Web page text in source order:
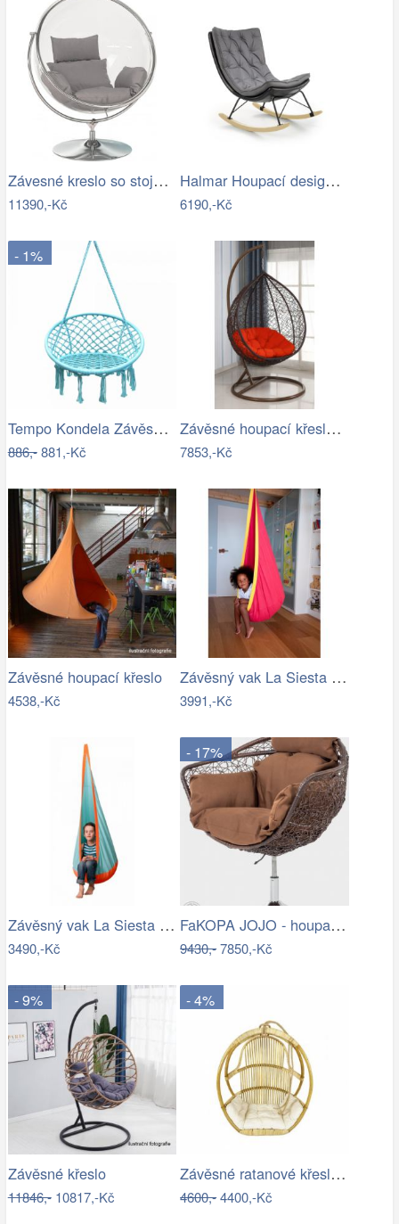
Závesné kreslo so stojanom,…
11390,-Kč
Halmar Houpací designové křeslo Indigo,…
6190,-Kč
- 1%
Tempo Kondela Závěsné křeslo AMADO 2…
886,-881,-Kč
Závěsné houpací křeslo - AX
7853,-Kč
Závěsné houpací křeslo
4538,-Kč
Závěsný vak La Siesta JOKI - IN
3991,-Kč
Závěsný vak La Siesta JOKI Outdoor - IN
3490,-Kč
- 17%
FaKOPA JOJO - houpací křeslo z ratanu…
9430,-7850,-Kč
- 9%
Závěsné křeslo
11846,-10817,-Kč
- 4%
Závěsné ratanové křeslo GOLDIE - světlý…
4600,-4400,-Kč